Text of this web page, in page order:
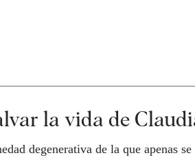
la vida de
degenerativa de la que apenas se